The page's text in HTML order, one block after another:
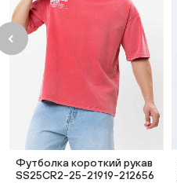
Футболка короткий рукав
SS25CR2-25-21919-212656